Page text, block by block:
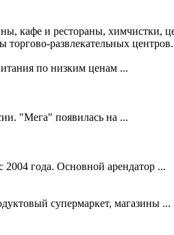
кафе и рестораны, химчистки,
развлекательных центров.
по низким ценам ...
"Мега" появилась на ...
года. Основной арендатор ...
супермаркет, магазины ...